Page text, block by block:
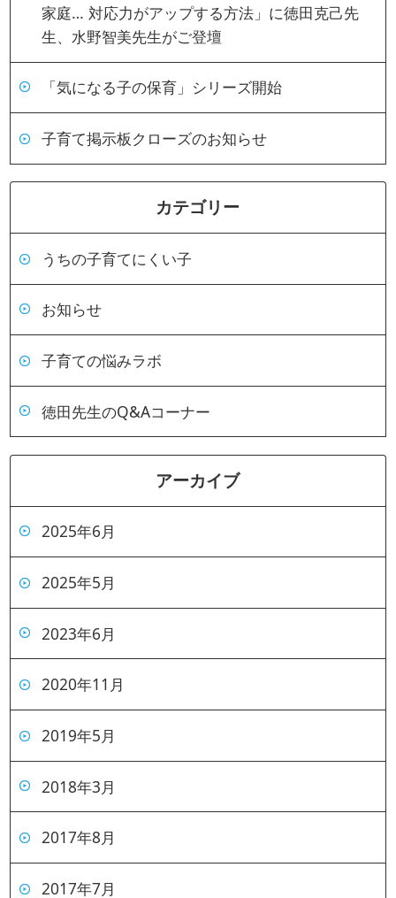
家庭… 対応力がアップする方法」に徳田克己先
生、水野智美先生がご登壇
「気になる子の保育」シリーズ開始
子育て掲示板クローズのお知らせ
カテゴリー
うちの子育てにくい子
お知らせ
子育ての悩みラボ
徳田先生のQ&Aコーナー
アーカイブ
2025年6月
2025年5月
2023年6月
2020年11月
2019年5月
2018年3月
2017年8月
2017年7月